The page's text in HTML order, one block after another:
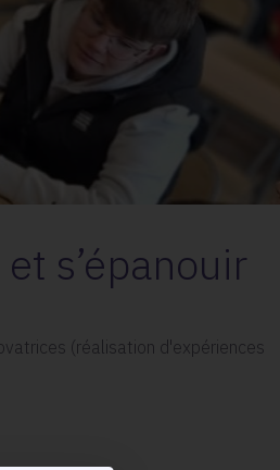
s’épanouir
(réalisation d'expériences